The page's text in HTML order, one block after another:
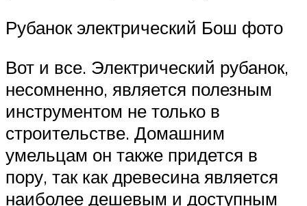
Рубанок электрический Бош фото
Вот и все. Электрический рубанок,
несомненно, является полезным
инструментом не только в
строительстве. Домашним
умельцам он также придется в
пору, так как древесина является
наиболее дешевым и доступным